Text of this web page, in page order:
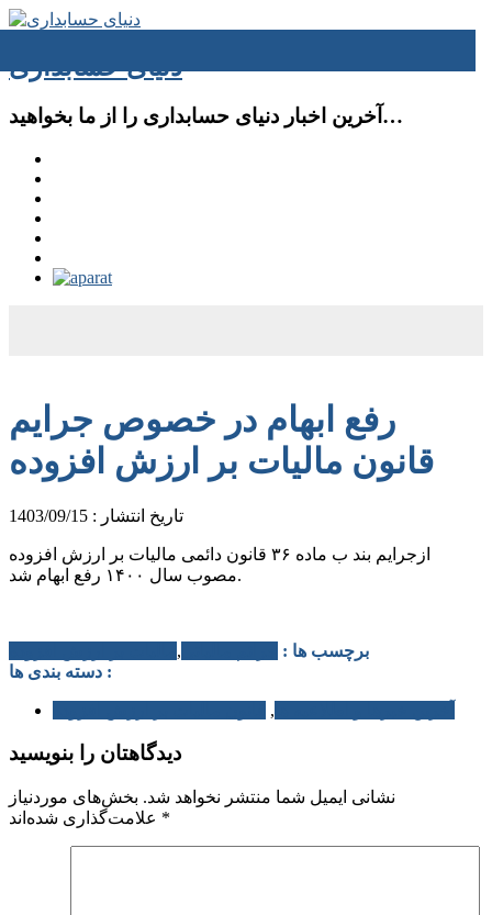
دنیای حسابداری
آخرین اخبار دنیای حسابداری را از ما بخواهید…
رفع ابهام در خصوص جرایم
قانون مالیات بر ارزش افزوده
تاریخ انتشار : 1403/09/15
ازجرایم بند ب ماده ۳۶ قانون دائمی مالیات بر ارزش افزوده
مصوب سال ۱۴۰۰ رفع ابهام شد.
برچسب ها : ,
دسته بندی ها :
,
دیدگاهتان را بنویسید
نشانی ایمیل شما منتشر نخواهد شد. بخش‌های موردنیاز
*